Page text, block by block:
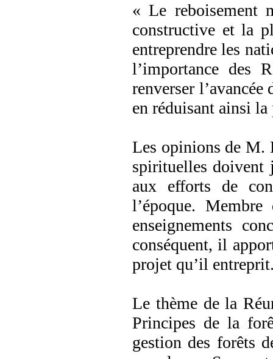
« Le reboisement
constructive et la
entreprendre les
l’importance des
renverser
en réduisant ainsi
Les opinions de M.
spirituelles doivent
aux efforts de
l’époque.
enseignements
conséquent, il
projet qu’il
Le thème de la
Principes de la
gestion des forêts